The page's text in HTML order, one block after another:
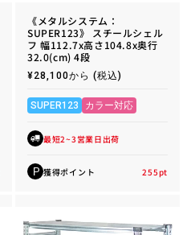
《メタルシステム：
SUPER123》 スチールシェル
フ 幅112.7x高さ104.8x奥行
32.0(cm) 4段
通
価
格
¥28,100から (税込)
SUPER123 カラー対応
最短2~3営業日出荷
P 獲得ポイント 255pt